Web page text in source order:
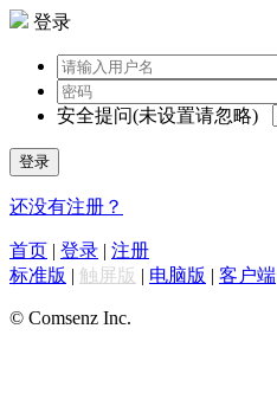
登录
安全提问(未设置请忽略)
登录
还没有注册？
首页 | 登录 | 注册
标准版 | 触屏版 | 电脑版 | 客户端
© Comsenz Inc.